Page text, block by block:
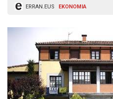
ERRAN.EUS EKONOMIA